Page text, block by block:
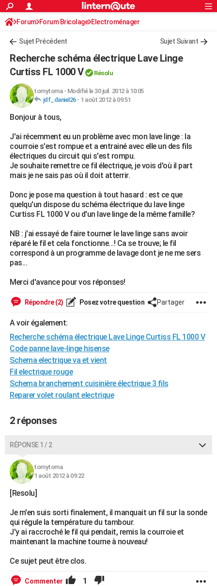
ACTUALITÉS
Politique
Société
Faits Divers
Education
Monde
Villes
+
Programme TV
TNTStreaming
Cinéma
Sorties cinéma
Musique
+FINANCE
Retraite
Impôts
Epargne
Immobilier
Risques naturels par ville
Banque
Assurance
Crédit
AUTO
Essais
Réserver un essai
Citadines
Berlines
SUV
Forum auto
HIGH-TECH
Forum
Aménagement intérieur
Extérieur
Cuisine
Salle de bains
Jardinage
Rangement
WEEK-END
Guides de France
Escapades
Patrimoine
Expositions
Musées
Week-end nature
+LIFESTYLE
Alimentation
Guide de la santé
Maladies
Médicaments
Sommeil
VOYAGE
PHOTO
GUIDES D'ACHAT
BONS PLANS
Carte de Noël
Carte Bonne année
Carte Saint-Valentin
Carte Pâques
Carte d'anniversaire
DICTIONNAIRE
Dictionnaire
Biographies
Citations
Expressions
Proverbes
PROGRAMME TV
COPAINS D'AVANT
S'inscrire
Se connecter
Lycées
Collèges
Primaires
Universités
Entreprises
Service militaire
Avis de recherche
FORUM
S'inscrire
Connexion
Forum Forum Bricolage Electroménager
Sujet Précédent Sujet Suivant
Recherche schéma électrique Lave Linge
Curtiss FL 1000 V
Résolu
tomytoma- Modifié le 30 juil. 2012 à 10:05
jdf_daniel26- 1 août 2012 à 09:51
Bonjour à tous,
J'ai récemment eu un problème avec mon lave linge : la
courroie s'est rompue et a entrainé avec elle un des fils
électriques du circuit qui s'est rompu.
Je souhaite remettre ce fil électrique, je vois d'où il part
mais je ne sais pas où il doit atterrir.
Donc je pose ma question à tout hasard : est ce que
quelqu'un dispose du schéma électrique du lave linge
Curtiss FL 1000 V ou d'un lave linge de la même famille?
NB : j'ai essayé de faire tourner le lave linge sans avoir
réparé le fil et cela fonctionne...! Ca se trouve; le fil
correspond à un programme de lavage dont je ne me sers
pas...
Merci d'avance pour vos réponses!
Répondre (2) Posez votre question Partager
A voir également:
Recherche schéma électrique Lave Linge Curtiss FL 1000 V
Code panne lave-linge hisense
Schema electrique va et vient
Fil electrique rouge
Schema branchement cuisinière électrique 3 fils
Reparer volet roulant electrique
2 réponses
RÉPONSE 1 / 2
tomytoma
1 août 2012 à 09:22
[Resolu]
Je m'en suis sorti finalement, il manquait un fil sur la sonde
qui régule la température du tambour.
J'y ai raccroché le fil qui pendait, remis la courroie et
maintenant la machine tourne à nouveau!
Ce sujet peut être clos.
Commenter 1